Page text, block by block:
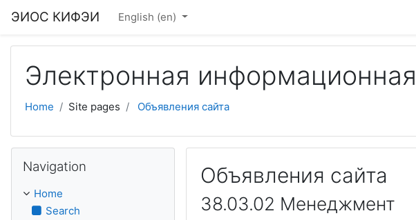
ЭИОС КИФЭИ English ‎(en)‎
Электронная
Home Site pages Объявления сайта
Объявления сайта
38.03.02 Менеджмент
Navigation
Home
Search